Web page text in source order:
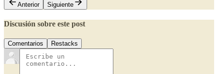
Anterior
Siguiente
Discusión sobre este post
Comentarios Restacks